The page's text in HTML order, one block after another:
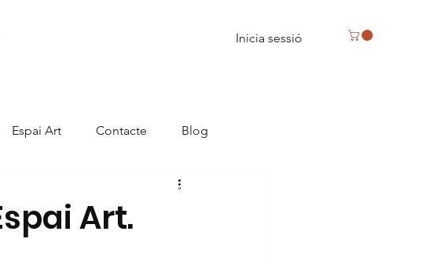
Inicia sessió
Espai Art Contacte Blog
Art.
càtering a Reus, caixa de bombons a Reus